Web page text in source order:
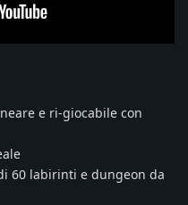
e ri-giocabile con
60 labirinti e dungeon da